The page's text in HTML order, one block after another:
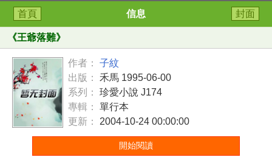
首頁 信息 封面
《王爺落難》
作者：
子紋
出版：
禾馬 1995-06-00
系列：
珍愛小說 J174
專輯：
單行本
更新：
2004-10-24 00:00:00
開始閱讀